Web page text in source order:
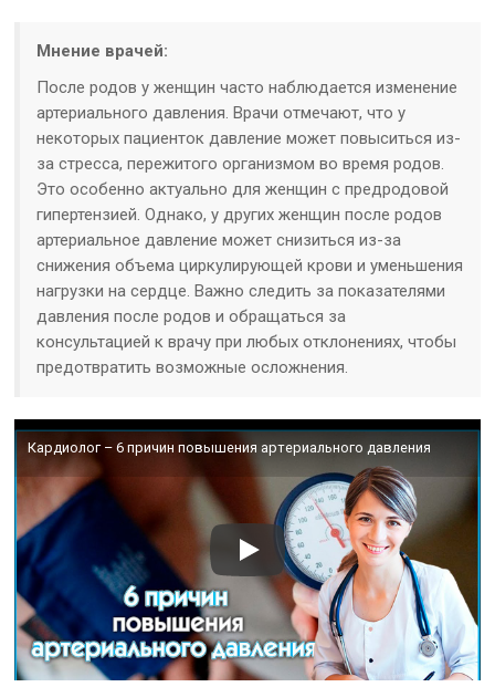
Мнение врачей:
После родов у женщин часто наблюдается изменение
артериального давления. Врачи отмечают, что у
некоторых пациенток давление может повыситься из-
за стресса, пережитого организмом во время родов.
Это особенно актуально для женщин с предродовой
гипертензией. Однако, у других женщин после родов
артериальное давление может снизиться из-за
снижения объема циркулирующей крови и уменьшения
нагрузки на сердце. Важно следить за показателями
давления после родов и обращаться за
консультацией к врачу при любых отклонениях, чтобы
предотвратить возможные осложнения.
Кардиолог – 6 причин повышения артериального давления